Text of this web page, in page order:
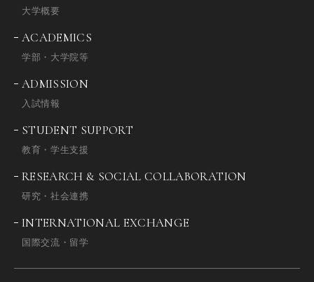
大学概要
ACADEMICS
学部・大学院等
ADMISSION
入試情報
STUDENT SUPPORT
教育・学生支援
RESEARCH & SOCIAL COLLABORATION
研究・社会連携
INTERNATIONAL EXCHANGE
国際交流・留学